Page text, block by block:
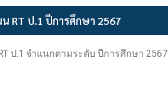
RT ป.1 ปีการศึกษา 2567
ป.1 จำแนกตามระดับ ปีการศึกษา 2567